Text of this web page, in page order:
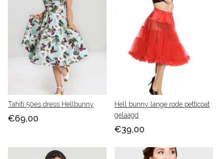
Tahiti 50es dress Hellbunny
€69,00
Hell bunny lange rode petticoat
gelaagd
€39,00